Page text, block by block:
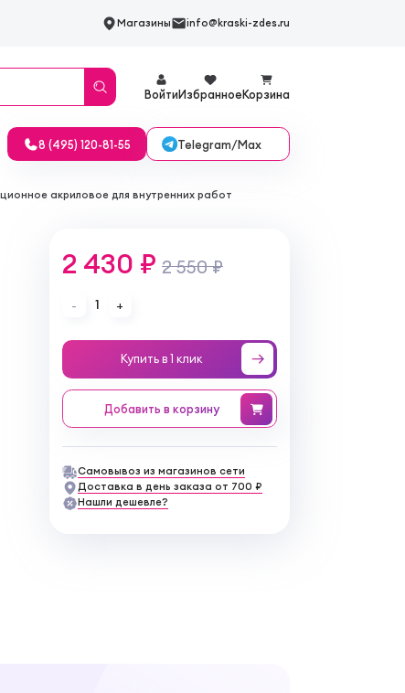
Магазины info@kraski-zdes.ru
ВойтиИзбранноеКорзина
8 (495) 120-81-55 Telegram/Max
акриловое для внутренних работ
2 430 ₽ 2 550 ₽
- 1 +
Купить в 1 клик
Добавить в корзину
Самовывоз из магазинов сети
Доставка в день заказа от 700 ₽
Нашли дешевле?